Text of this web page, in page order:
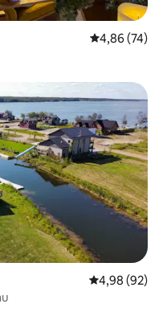
Évaluation
4,86 (74)
appréciés
Évaluation
4,98 (92)